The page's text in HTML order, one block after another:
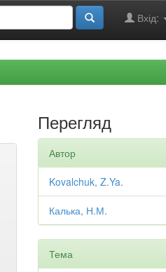
Вхід:
Перегляд
Автор
Kovalchuk, Z.Ya.
Калька, Н.М.
Тема